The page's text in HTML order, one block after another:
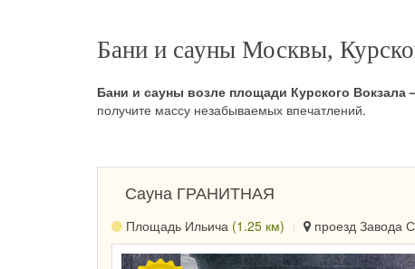
Бани и сауны Москвы,
Бани и сауны возле площади Курского Вокзала
получите массу незабываемых впечатлений.
Сауна ГРАНИТНАЯ
Площадь Ильича (1.25 км) проезд Завода